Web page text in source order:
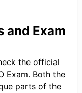
and Exam
the official
Exam. Both the
parts of the